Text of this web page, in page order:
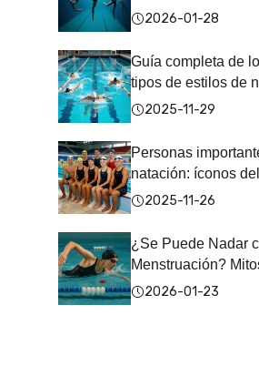
2026-01-28
Guía completa de
tipos de estilos de
2025-11-29
Personas
natación: íconos
2025-11-26
¿Se Puede Nadar
Menstruación?
2026-01-23